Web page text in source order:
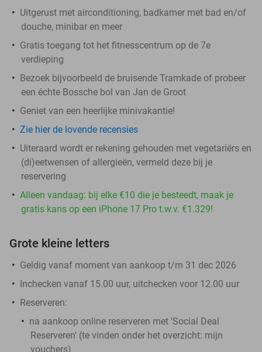
Uitgerust met airconditioning, badkamer met bad en/of
douche, minibar en meer
Gratis toegang tot het fitnesscentrum op de 7e
verdieping
Bezoek bijvoorbeeld de bruisende Tramkade of probeer
een échte Bossche bol van Jan de Groot
Geniet van een heerlijke minivakantie!
Zie hier de lovende recensies
Uiteraard wordt er rekening gehouden met vegetariërs en
(di)eetwensen of allergieën, vermeld deze bij je
reservering
Alleen vandaag: bij elke €10 die je besteedt, maak je
gratis kans op een iPhone 17 Pro t.w.v. €1.329!
Grote kleine letters
Geldig vanaf moment van aankoop t/m 31 dec 2026
Inchecken vanaf 15.00 uur, uitchecken voor 12.00 uur
Reserveren:
na aankoop online reserveren met 'Social Deal
Reserveren' (te vinden onder het overzicht: mijn
vouchers)